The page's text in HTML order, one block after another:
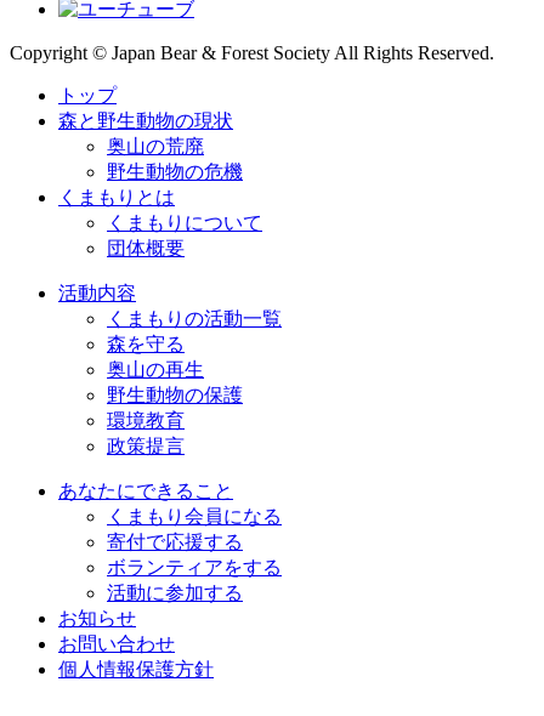
Copyright © Japan Bear & Forest Society All Rights Reserved.
トップ
森と野生動物の現状
奥山の荒廃
野生動物の危機
くまもりとは
くまもりについて
団体概要
活動内容
くまもりの活動一覧
森を守る
奥山の再生
野生動物の保護
環境教育
政策提言
あなたにできること
くまもり会員になる
寄付で応援する
ボランティアをする
活動に参加する
お知らせ
お問い合わせ
個人情報保護方針